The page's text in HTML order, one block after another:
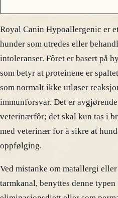
Royal Canin Hypoallergenic er
hunder som utredes eller
intoleranser. Fôret er basert på
som betyr at proteinene er
som normalt ikke utløser
immunforsvar. Det er
veterinærfôr; det skal kun tas i
med veterinær for å sikre at
oppfølging.
Ved mistanke om matallergi
tarmkanal, benyttes denne